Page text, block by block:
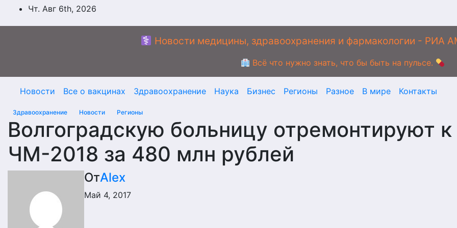
ПерейтиЧт. Авг 6th, 2026
Новости медицины, здравоохранения и фармакологии -
Всё что нужно знать, что бы быть на пульсе.
Новости Все о вакцинах Здравоохранение Наука Бизнес Регионы Разное В мире Контакты
Здравоохранение Новости Регионы
Волгоградскую больницу отремонтируют к
ЧМ-2018 за 480 млн рублей
ОтAlex
Май 4, 2017